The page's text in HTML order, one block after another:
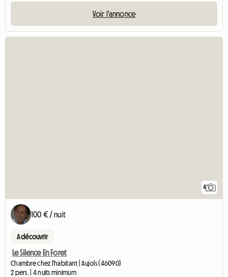
Voir l'annonce
4
100 € / nuit
A découvrir
Le Silence En Foret
Chambre chez l'habitant | Aujols (46090)
2 pers. | 4 nuits minimum